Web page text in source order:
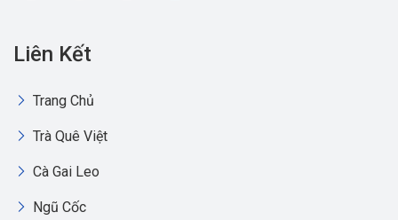
Liên Kết
Trang Chủ
Trà Quê Việt
Cà Gai Leo
Ngũ Cốc